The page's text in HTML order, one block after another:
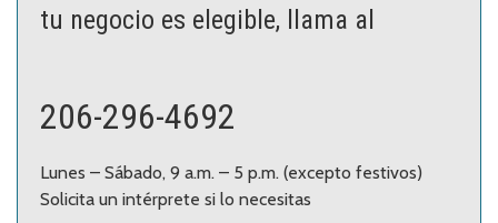
tu negocio es elegible, llama al
206-296-4692
Lunes – Sábado, 9 a.m. – 5 p.m. (excepto festivos)
Solicita un intérprete si lo necesitas